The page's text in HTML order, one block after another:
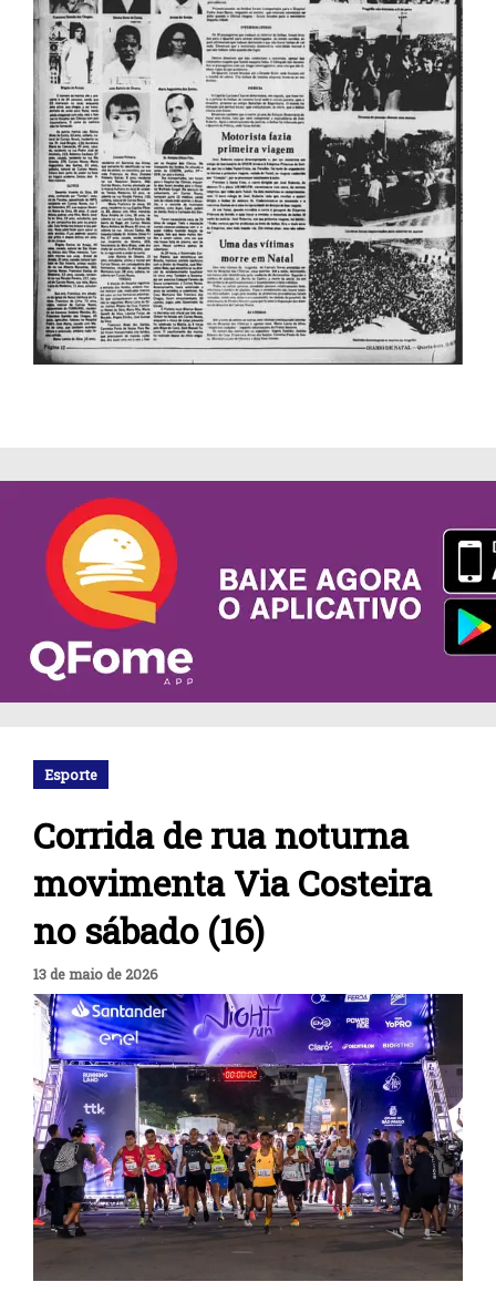
Esporte
Corrida de rua noturna
movimenta Via Costeira
no sábado (16)
13 de maio de 2026